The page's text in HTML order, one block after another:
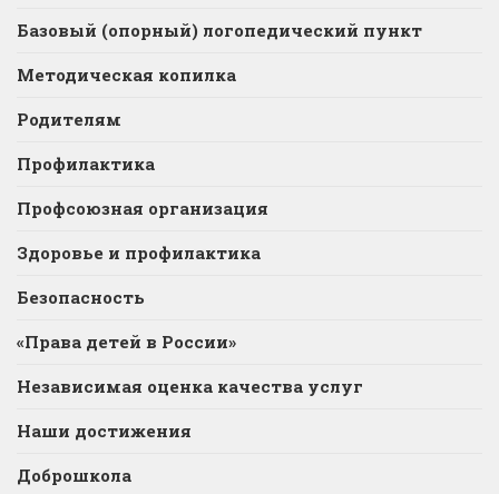
Базовый (опорный) логопедический пункт
Методическая копилка
Родителям
Профилактика
Профсоюзная организация
Здоровье и профилактика
Безопасность
«Права детей в России»
Независимая оценка качества услуг
Наши достижения
Доброшкола